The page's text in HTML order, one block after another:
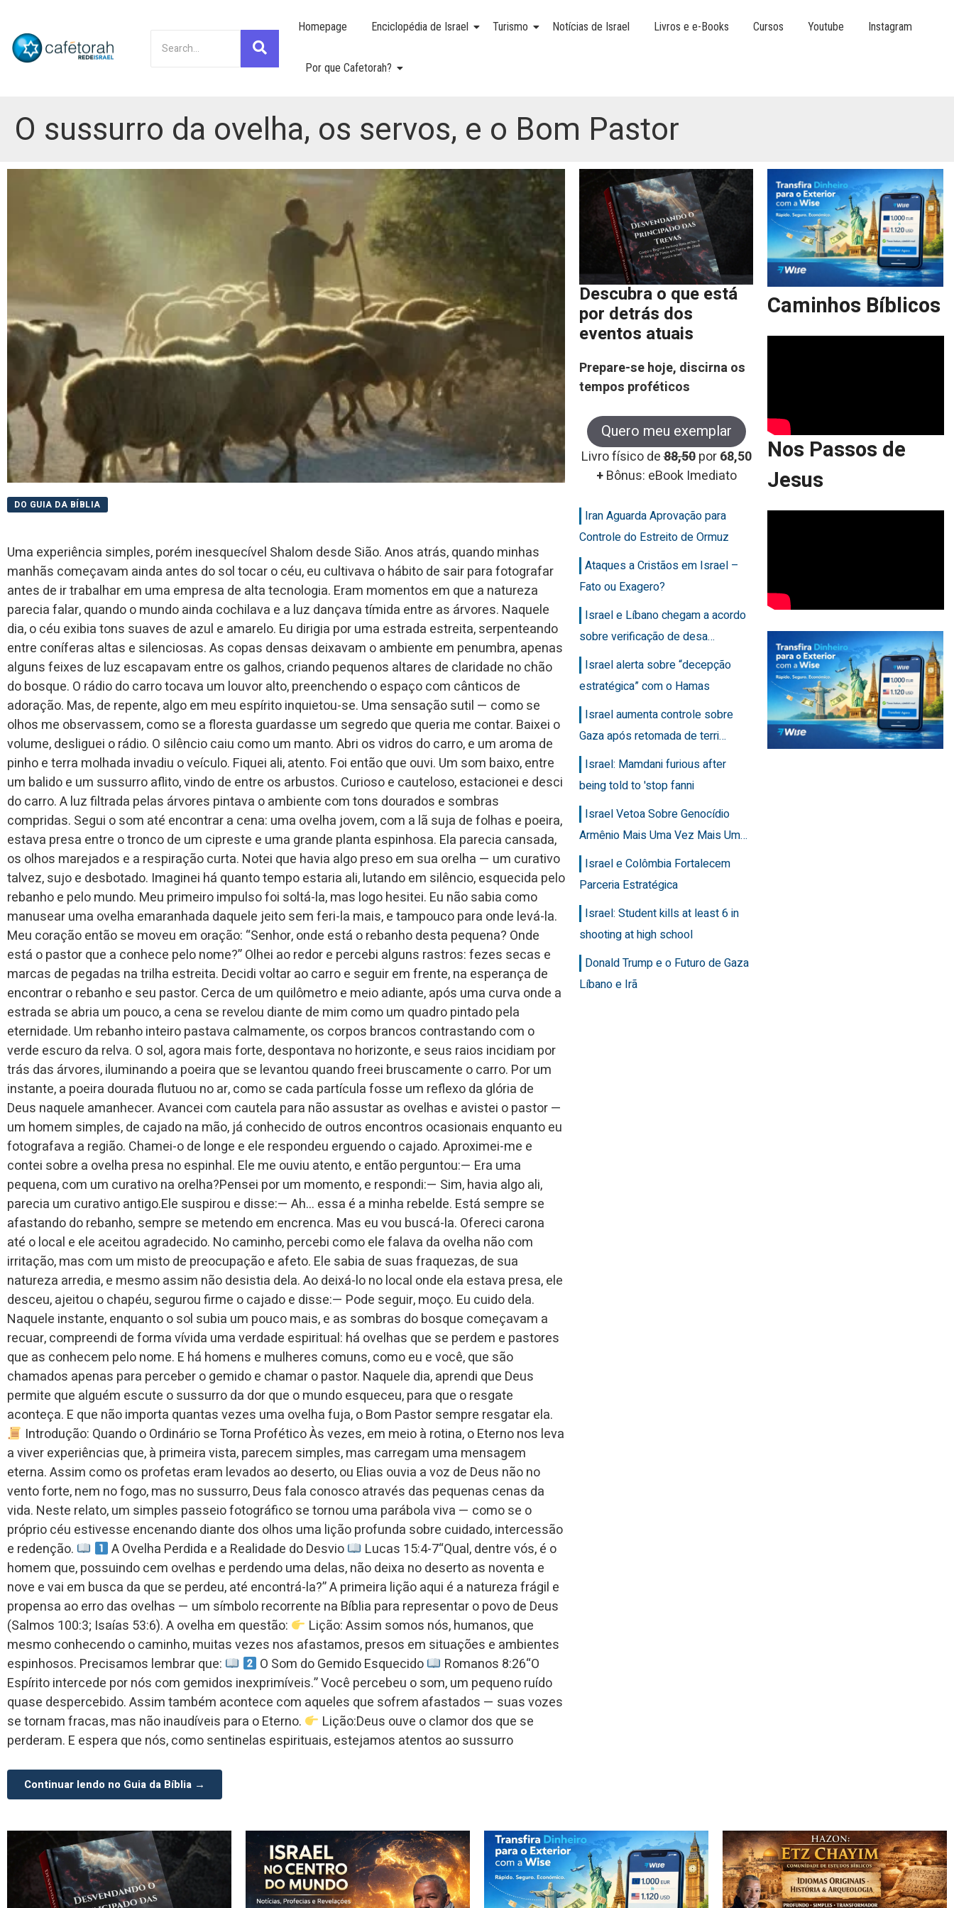
Homepage Enciclopédia de Israel Turismo Notícias de Israel Livros e e-Books Cursos Youtube Instagram
Por que Cafetorah?
O sussurro da ovelha, os servos, e o Bom Pastor
DO GUIA DA BÍBLIA
Uma experiência simples, porém inesquecível Shalom desde Sião. Anos atrás, quando minhas
manhãs começavam ainda antes do sol tocar o céu, eu cultivava o hábito de sair para fotografar
antes de ir trabalhar em uma empresa de alta tecnologia. Eram momentos em que a natureza
parecia falar, quando o mundo ainda cochilava e a luz dançava tímida entre as árvores. Naquele
dia, o céu exibia tons suaves de azul e amarelo. Eu dirigia por uma estrada estreita, serpenteando
entre coníferas altas e silenciosas. As copas densas deixavam o ambiente em penumbra, apenas
alguns feixes de luz escapavam entre os galhos, criando pequenos altares de claridade no chão
do bosque. O rádio do carro tocava um louvor alto, preenchendo o espaço com cânticos de
adoração. Mas, de repente, algo em meu espírito inquietou-se. Uma sensação sutil — como se
olhos me observassem, como se a floresta guardasse um segredo que queria me contar. Baixei o
volume, desliguei o rádio. O silêncio caiu como um manto. Abri os vidros do carro, e um aroma de
pinho e terra molhada invadiu o veículo. Fiquei ali, atento. Foi então que ouvi. Um som baixo, entre
um balido e um sussurro aflito, vindo de entre os arbustos. Curioso e cauteloso, estacionei e desci
do carro. A luz filtrada pelas árvores pintava o ambiente com tons dourados e sombras
compridas. Segui o som até encontrar a cena: uma ovelha jovem, com a lã suja de folhas e poeira,
estava presa entre o tronco de um cipreste e uma grande planta espinhosa. Ela parecia cansada,
os olhos marejados e a respiração curta. Notei que havia algo preso em sua orelha — um curativo
talvez, sujo e desbotado. Imaginei há quanto tempo estaria ali, lutando em silêncio, esquecida pelo
rebanho e pelo mundo. Meu primeiro impulso foi soltá-la, mas logo hesitei. Eu não sabia como
manusear uma ovelha emaranhada daquele jeito sem feri-la mais, e tampouco para onde levá-la.
Meu coração então se moveu em oração: “Senhor, onde está o rebanho desta pequena? Onde
está o pastor que a conhece pelo nome?” Olhei ao redor e percebi alguns rastros: fezes secas e
marcas de pegadas na trilha estreita. Decidi voltar ao carro e seguir em frente, na esperança de
encontrar o rebanho e seu pastor. Cerca de um quilômetro e meio adiante, após uma curva onde a
estrada se abria um pouco, a cena se revelou diante de mim como um quadro pintado pela
eternidade. Um rebanho inteiro pastava calmamente, os corpos brancos contrastando com o
verde escuro da relva. O sol, agora mais forte, despontava no horizonte, e seus raios incidiam por
trás das árvores, iluminando a poeira que se levantou quando freei bruscamente o carro. Por um
instante, a poeira dourada flutuou no ar, como se cada partícula fosse um reflexo da glória de
Deus naquele amanhecer. Avancei com cautela para não assustar as ovelhas e avistei o pastor —
um homem simples, de cajado na mão, já conhecido de outros encontros ocasionais enquanto eu
fotografava a região. Chamei-o de longe e ele respondeu erguendo o cajado. Aproximei-me e
contei sobre a ovelha presa no espinhal. Ele me ouviu atento, e então perguntou:— Era uma
pequena, com um curativo na orelha?Pensei por um momento, e respondi:— Sim, havia algo ali,
parecia um curativo antigo.Ele suspirou e disse:— Ah… essa é a minha rebelde. Está sempre se
afastando do rebanho, sempre se metendo em encrenca. Mas eu vou buscá-la. Ofereci carona
até o local e ele aceitou agradecido. No caminho, percebi como ele falava da ovelha não com
irritação, mas com um misto de preocupação e afeto. Ele sabia de suas fraquezas, de sua
natureza arredia, e mesmo assim não desistia dela. Ao deixá-lo no local onde ela estava presa, ele
desceu, ajeitou o chapéu, segurou firme o cajado e disse:— Pode seguir, moço. Eu cuido dela.
Naquele instante, enquanto o sol subia um pouco mais, e as sombras do bosque começavam a
recuar, compreendi de forma vívida uma verdade espiritual: há ovelhas que se perdem e pastores
que as conhecem pelo nome. E há homens e mulheres comuns, como eu e você, que são
chamados apenas para perceber o gemido e chamar o pastor. Naquele dia, aprendi que Deus
permite que alguém escute o sussurro da dor que o mundo esqueceu, para que o resgate
aconteça. E que não importa quantas vezes uma ovelha fuja, o Bom Pastor sempre resgatar ela.
Introdução: Quando o Ordinário se Torna Profético Às vezes, em meio à rotina, o Eterno nos leva
a viver experiências que, à primeira vista, parecem simples, mas carregam uma mensagem
eterna. Assim como os profetas eram levados ao deserto, ou Elias ouvia a voz de Deus não no
vento forte, nem no fogo, mas no sussurro, Deus fala conosco através das pequenas cenas da
vida. Neste relato, um simples passeio fotográfico se tornou uma parábola viva — como se o
próprio céu estivesse encenando diante dos olhos uma lição profunda sobre cuidado, intercessão
e redenção.
A Ovelha Perdida e a Realidade do Desvio
Lucas 15:4-7“Qual, dentre vós, é o
homem que, possuindo cem ovelhas e perdendo uma delas, não deixa no deserto as noventa e
nove e vai em busca da que se perdeu, até encontrá-la?” A primeira lição aqui é a natureza frágil e
propensa ao erro das ovelhas — um símbolo recorrente na Bíblia para representar o povo de Deus
(Salmos 100:3; Isaías 53:6). A ovelha em questão:
Lição: Assim somos nós, humanos, que
mesmo conhecendo o caminho, muitas vezes nos afastamos, presos em situações e ambientes
espinhosos. Precisamos lembrar que:
O Som do Gemido Esquecido
Romanos 8:26“O
Espírito intercede por nós com gemidos inexprimíveis.” Você percebeu o som, um pequeno ruído
quase despercebido. Assim também acontece com aqueles que sofrem afastados — suas vozes
se tornam fracas, mas não inaudíveis para o Eterno.
Lição:Deus ouve o clamor dos que se
perderam. E espera que nós, como sentinelas espirituais, estejamos atentos ao sussurro
Continuar lendo no Guia da Bíblia →
Descubra o que está
por detrás dos
eventos atuais
Prepare-se hoje, discirna os
tempos proféticos
Quero meu exemplar
Livro físico de88,50 por68,50
+Bônus: eBook Imediato
Iran Aguarda Aprovação para
Controle do Estreito de Ormuz
Ataques a Cristãos em Israel –
Fato ou Exagero?
Israel e Líbano chegam a acordo
sobre verificação de desa…
Israel alerta sobre “decepção
estratégica” com o Hamas
Israel aumenta controle sobre
Gaza após retomada de terri…
Israel: Mamdani furious after
being told to 'stop fanni
Israel Vetoa Sobre Genocídio
Armênio Mais Uma Vez Mais Um…
Israel e Colômbia Fortalecem
Parceria Estratégica
Israel: Student kills at least 6 in
shooting at high school
Donald Trump e o Futuro de Gaza
Líbano e Irã
Caminhos Bíblicos
Nos Passos de
Jesus